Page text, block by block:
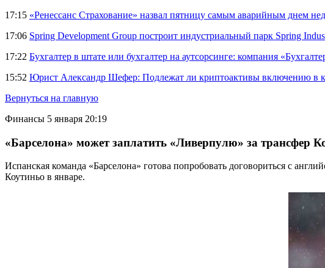
17:15 «Ренессанс Страхование» назвал пятницу самым аварийным днем
17:06 Spring Development Group построит индустриальный парк Spring
17:22 Бухгалтер в штате или бухгалтер на аутсорсинге: компания
15:52 Юрист Александр Шефер: Подлежат ли криптоактивы включению в
Вернуться на главную
Финансы 5 января 20:19
«Барселона» может заплатить «Ливерпулю» за трансфер
Испанская команда «Барселона» готова попробовать договориться с
Коутиньо в январе.